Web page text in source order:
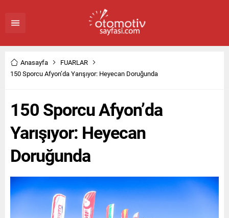
Anasayfa
FUARLAR
150 Sporcu Afyon’da Yarışıyor: Heyecan Doruğunda
150 Sporcu Afyon’da
Yarışıyor: Heyecan
Doruğunda